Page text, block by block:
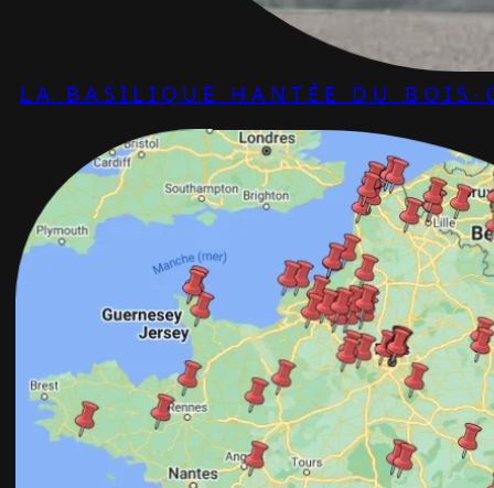
LA BASILIQUE HANTÉE DU BOIS-